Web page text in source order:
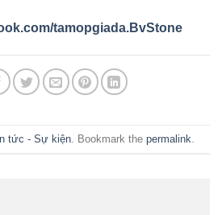
tamopgiada.BvStone
tức - Sự kiện . Bookmark the permalink